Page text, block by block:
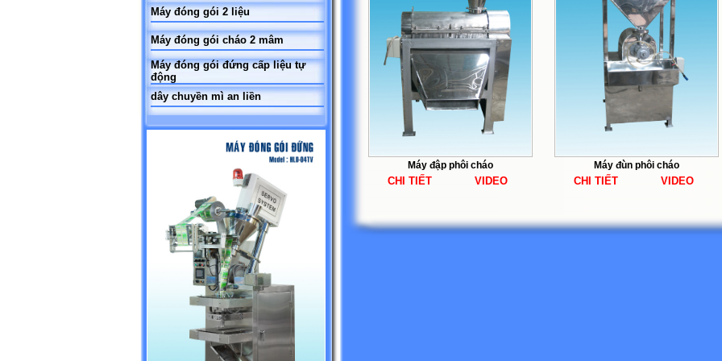
Máy đóng gói 2 liệu
Máy đóng gói cháo 2 mâm
Máy đóng gói đứng cấp liệu tự
động
dây chuyền mì an liền
Máy đập phôi cháo
CHI TIẾT VIDEO
Máy đùn phôi cháo
CHI TIẾT VIDEO